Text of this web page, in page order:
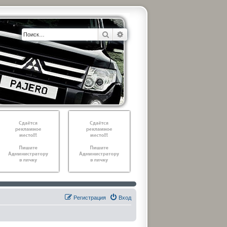
Поиск
Вход
Регистрация